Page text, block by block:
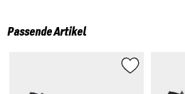
Passende Artikel